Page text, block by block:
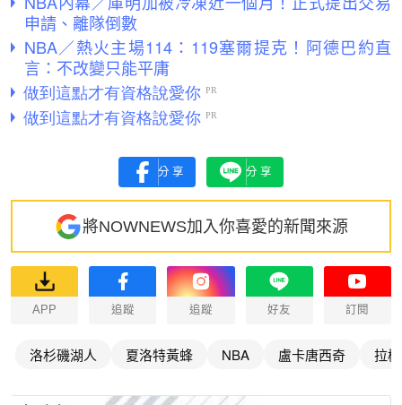
申請、離隊倒數
NBA／熱火主場114：119塞爾提克！阿德巴約直
言：不改變只能平庸
分享 分享
將NOWNEWS加入你喜愛的新聞來源
APP 追蹤 追蹤 好友 訂閱
洛杉磯湖人 夏洛特黃蜂 NBA 盧卡唐西奇 拉